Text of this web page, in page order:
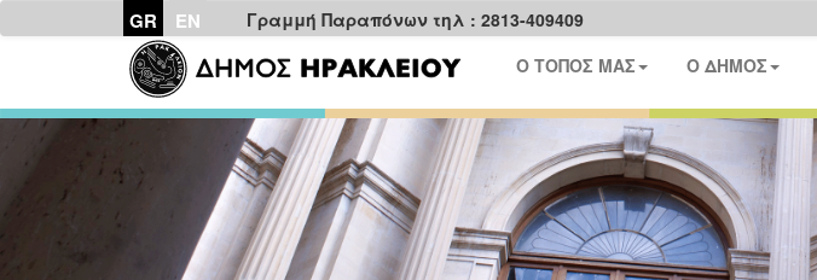
GR EN Γραμμή Παραπόνων τηλ : 2813-409409
Ο ΤΟΠΟΣ ΜΑΣ Ο ΔΗΜΟΣ